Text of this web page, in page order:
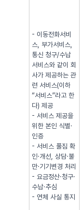
- 이동전화서비
스, 부가서비스,
통신 청구/수납
서비스와 같이 회
사가 제공하는 관
련 서비스(이하
“서비스”라고 한
다) 제공
- 서비스 제공을
위한 본인 식별·
인증
- 서비스 풀짐 확
인·개선, 상담·불
만·기기변경 처리
- 요금정산·청구·
수납·추심
- 연체 사실 통지